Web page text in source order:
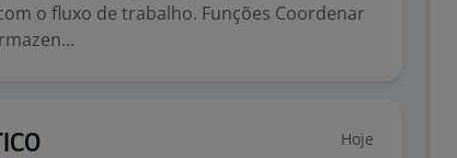
o fluxo de trabalho. Funções Coordenar
Hoje